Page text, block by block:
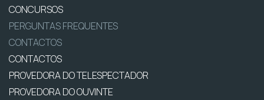
CONCURSOS
PERGUNTAS FREQUENTES
CONTACTOS
CONTACTOS
PROVEDORA DO TELESPECTADOR
PROVEDORA DO OUVINTE